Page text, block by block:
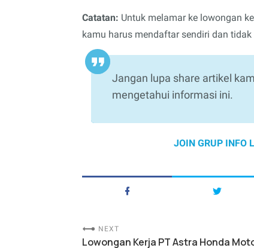
Catatan: Untuk melamar ke lowongan
kamu harus mendaftar sendiri dan
Jangan lupa share artikel
mengetahui informasi ini.
JOIN GRUP INFO
NEXT
Lowongan Kerja PT Astra Honda